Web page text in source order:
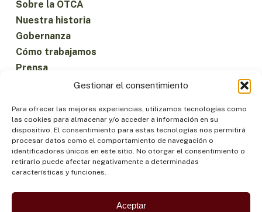
Gestionar el consentimiento
Para ofrecer las mejores experiencias, utilizamos tecnologías como
las cookies para almacenar y/o acceder a información en su
dispositivo. El consentimiento para estas tecnologías nos permitirá
procesar datos como el comportamiento de navegación o
identificadores únicos en este sitio. No otorgar el consentimiento o
retirarlo puede afectar negativamente a determinadas
características y funciones.
Aceptar
Sobre la OTCA
Nuestra historia
Gobernanza
Cómo trabajamos
Prensa
Ejes temáticos
Agua
Ciencia e Innovación